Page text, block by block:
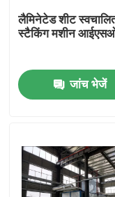
घर
हमारे बारे में
लैमिनेटेड शीट
स्टैकिंग मशीन
जांच भेजें